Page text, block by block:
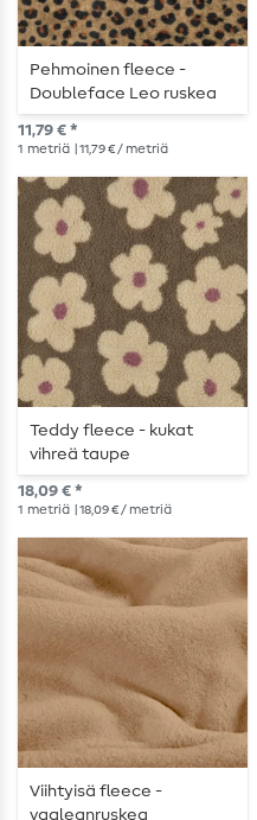
Pehmoinen fleece -
Doubleface Leo ruskea
11,79 € *
1 metriä | 11,79 € / metriä
Teddy fleece - kukat
vihreä taupe
18,09 € *
1 metriä | 18,09 € / metriä
Viihtyisä fleece -
vaaleanruskea